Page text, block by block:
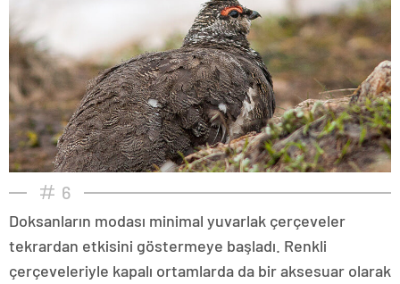
6
Doksanların modası minimal yuvarlak çerçeveler
tekrardan etkisini göstermeye başladı. Renkli
çerçeveleriyle kapalı ortamlarda da bir aksesuar olarak